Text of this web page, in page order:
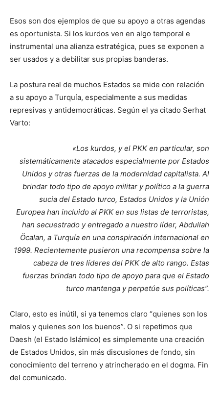
Esos son dos ejemplos de que su apoyo a otras agendas
es oportunista. Si los kurdos ven en algo temporal e
instrumental una alianza estratégica, pues se exponen a
ser usados y a debilitar sus propias banderas.
La postura real de muchos Estados se mide con relación
a su apoyo a Turquía, especialmente a sus medidas
represivas y antidemocráticas. Según el ya citado Serhat
Varto:
«Los kurdos, y el PKK en particular, son
sistemáticamente atacados especialmente por Estados
Unidos y otras fuerzas de la modernidad capitalista. Al
brindar todo tipo de apoyo militar y político a la guerra
sucia del Estado turco, Estados Unidos y la Unión
Europea han incluido al PKK en sus listas de terroristas,
han secuestrado y entregado a nuestro líder, Abdullah
Öcalan, a Turquía en una conspiración internacional en
1999. Recientemente pusieron una recompensa sobre la
cabeza de tres líderes del PKK de alto rango. Estas
fuerzas brindan todo tipo de apoyo para que el Estado
turco mantenga y perpetúe sus políticas”.
Claro, esto es inútil, si ya tenemos claro “quienes son los
malos y quienes son los buenos”. O si repetimos que
Daesh (el Estado Islámico) es simplemente una creación
de Estados Unidos, sin más discusiones de fondo, sin
conocimiento del terreno y atrincherado en el dogma. Fin
del comunicado.